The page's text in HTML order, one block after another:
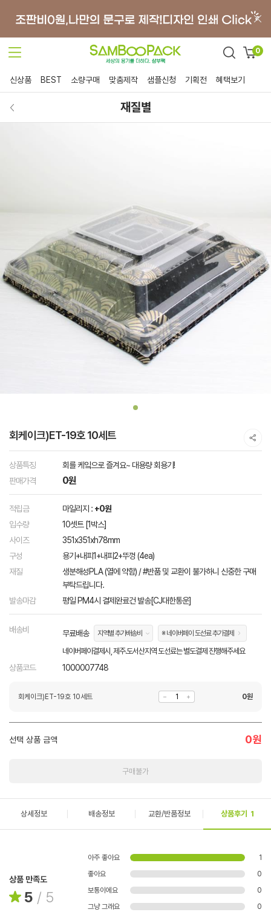
0
신상품 BEST 소량구매 맞춤제작 샘플신청 기획전 혜택보기
재질별
회케이크)ET-19호 10세트
상품특징
회를 케잌으로 즐겨요~ 대용량 회용기!
판매가격
0원
적립금 마일리지 : +0원
입수량
10셋트 [1박스]
사이즈
351x351xh78mm
구성
용기+내피1+내피2+뚜껑 (4ea)
재질
생분해성PLA (열에 약함) / #반품 및 교환이 불가하니 신중한 구매
부탁드립니다.
발송마감
평일 PM4시 결제완료건 발송[CJ대한통운]
배송비 무료배송 지역별 추가배송비 ※ 네이버페이 도선료 추가결제
네이버페이결제시, 제주.도서산지역 도선료는 별도결제 진행해주세요
상품코드 1000007748
회케이크)ET-19호 10세트 0원
선택 상품 금액 0원
구매불가
상세정보 배송정보 교환/반품정보 상품후기 1
상품 만족도
5 / 5
아주 좋아요
1
좋아요
0
보통이에요
0
그냥 그래요
0